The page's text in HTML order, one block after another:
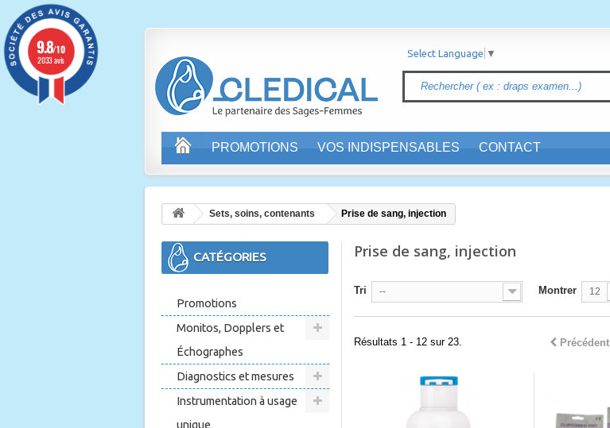
PROMOTIONS VOS INDISPENSABLES CONTACT
Select Language ▼
Sets, soins, contenants Prise de sang, injection
CATÉGORIES
Promotions
Monitos, Dopplers et
Échographes
Diagnostics et mesures
Instrumentation à usage
unique
Prise de sang, injection
Tri -- Montrer 12
Précédent
Résultats 1 - 12 sur 23.
9.8/10
2033 avis